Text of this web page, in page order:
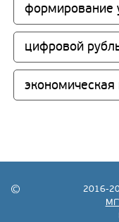
формирование
цифровой
экономическая
2016-